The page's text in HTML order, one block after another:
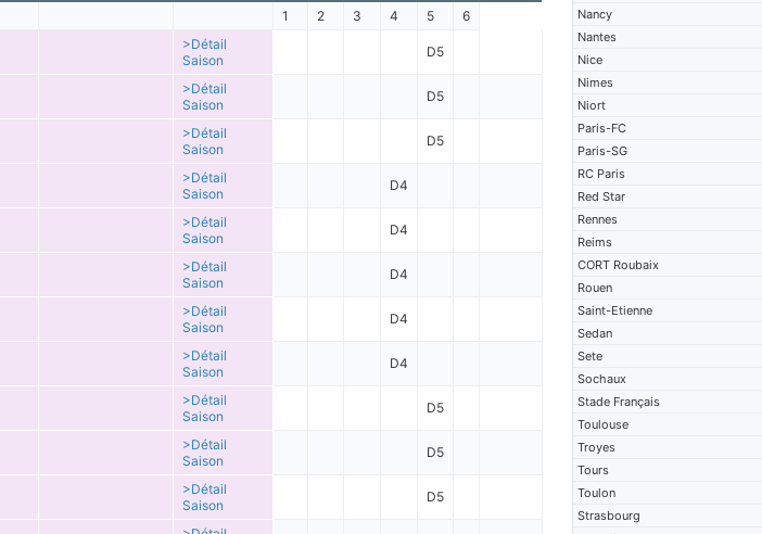
Nancy
Nantes
Nice
Nimes
Niort
Paris-FC
Paris-SG
RC Paris
Red Star
Rennes
Reims
CORT Roubaix
Rouen
Saint-Etienne
Sedan
Sete
Sochaux
Stade Français
Toulouse
Troyes
Tours
Toulon
Strasbourg
1 2 3 4 5 6
>Détail
Saison
D5
>Détail
Saison
D5
>Détail
Saison
D5
>Détail
Saison
D4
>Détail
Saison
D4
>Détail
Saison
D4
>Détail
Saison
D4
>Détail
Saison
D4
>Détail
Saison
D5
>Détail
Saison
D5
>Détail
Saison
D5